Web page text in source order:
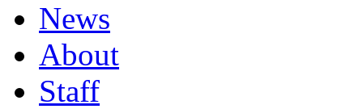
News
About
Staff